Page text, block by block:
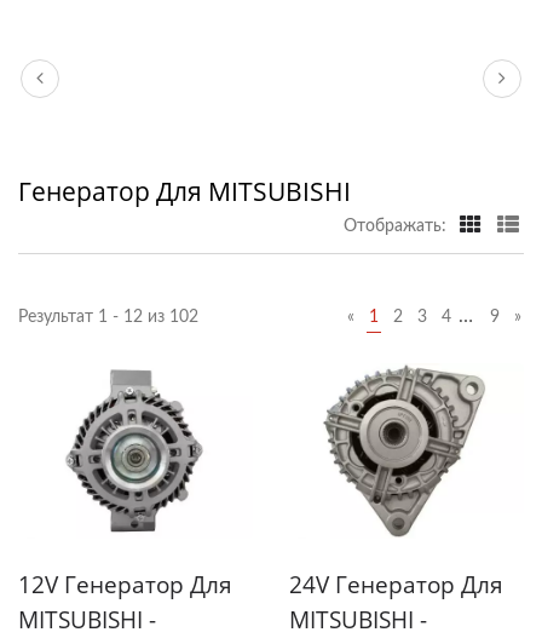
Генератор Для MITSUBISHI
Отображать:
Результат 1 - 12 из 102 « 1 2 3 4 … 9 »
12V Генератор Для
MITSUBISHI -
24V Генератор Для
MITSUBISHI -